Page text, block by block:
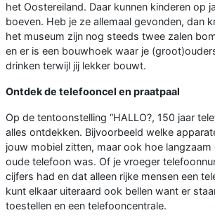
het Oostereiland. Daar kunnen kinderen op
boeven. Heb je ze allemaal gevonden, dan
het museum zijn nog steeds twee zalen
en er is een bouwhoek waar je
drinken terwijl jij lekker bouwt.
Ontdek de telefooncel en praatpaal
Op de tentoonstelling “HALLO?, 150 jaar
alles ontdekken. Bijvoorbeeld welke
jouw mobiel zitten, maar ook hoe
oude telefoon was. Of je vroeger
cijfers had en dat alleen rijke mensen een
kunt elkaar uiteraard ook bellen want er
toestellen en een telefooncentrale.